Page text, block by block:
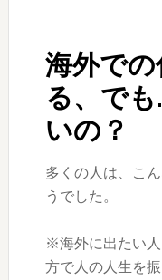
海外で
る、で
いの？
多くの人は、こ
うでした。
※海外に出たい
方で人の人生を